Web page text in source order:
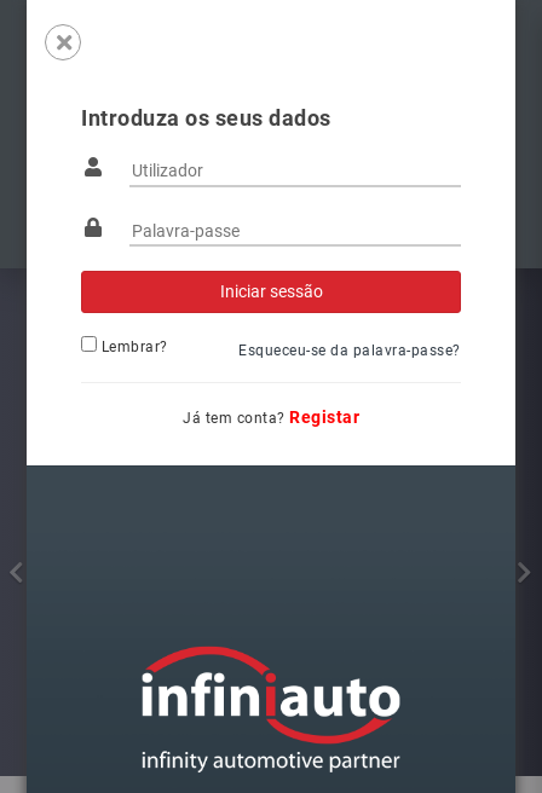
Introduza os seus dados
Lembrar? Esqueceu-se da palavra-passe?
Já tem conta? Registar
Famílias
Visualizar